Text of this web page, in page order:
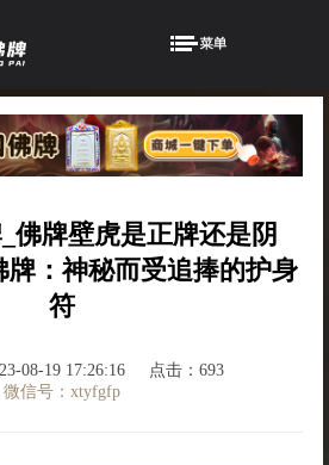
佛牌壁虎是正牌还是阴
牌：神秘而受追捧的护身
符
08-19 17:26:16
点击：693
微信号：xtyfgfp